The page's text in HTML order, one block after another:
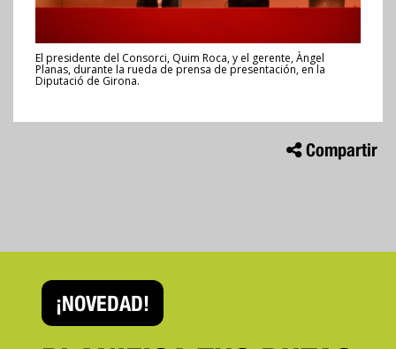
El presidente del Consorci, Quim Roca, y el gerente, Àngel
Planas, durante la rueda de prensa de presentación, en la
Diputació de Girona.
Compartir
¡NOVEDAD!